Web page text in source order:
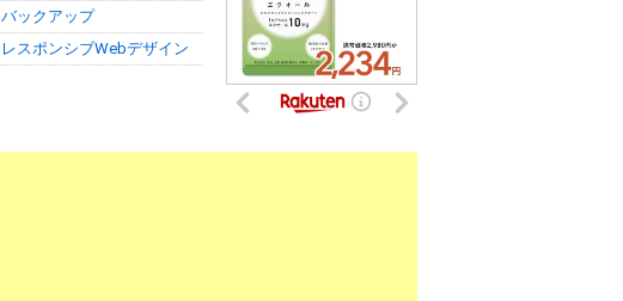
バックアップ
レスポンシブWebデザイン